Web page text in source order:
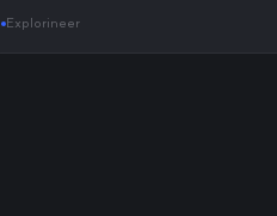
Explorineer